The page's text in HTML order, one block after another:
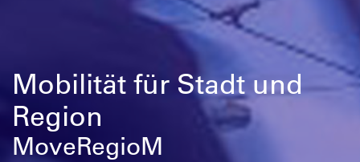
Mobilität für Stadt und
Region
MoveRegioM